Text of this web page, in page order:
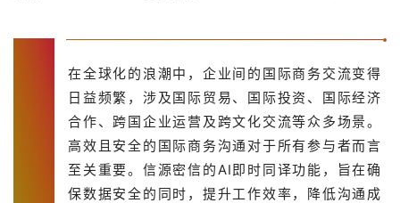
“
在全球化的浪潮中，企业间的国际商务交流变得
日益频繁，涉及国际贸易、国际投资、国际经济
合作、跨国企业运营及跨文化交流等众多场景。
高效且安全的国际商务沟通对于所有参与者而言
至关重要。信源密信的AI即时同译功能，旨在确
保数据安全的同时，提升工作效率，降低沟通成